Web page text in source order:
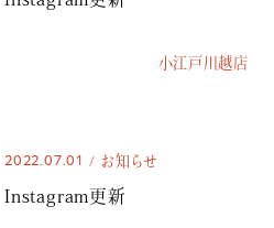
小江戸川越店
2022.07.01 お知らせ
Instagram更新